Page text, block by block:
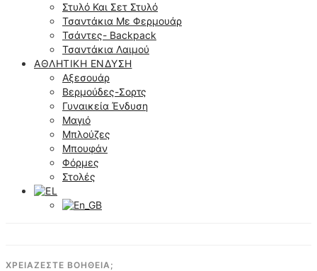
Στυλό Και Σετ Στυλό
Τσαντάκια Με Φερμουάρ
Τσάντες- Backpack
Τσαντάκια Λαιμού
ΑΘΛΗΤΙΚΉ ΈΝΔΥΣΗ
Αξεσουάρ
Βερμούδες-Σορτς
Γυναικεία Ένδυση
Μαγιό
Μπλούζες
Μπουφάν
Φόρμες
Στολές
ΧΡΕΙΑΖΕΣΤΕ ΒΟΗΘΕΙΑ;